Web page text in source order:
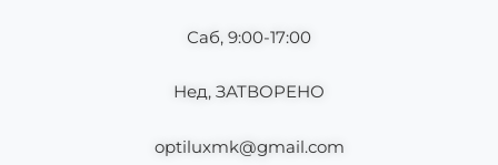
Саб, 9:00-17:00
Нед, ЗАТВОРЕНО
optiluxmk@gmail.com